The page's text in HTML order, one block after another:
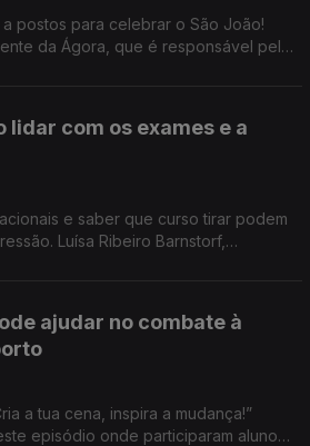
postos para celebrar o São João!
da Ágora, que é responsável pela
lidar com os exames e a
e saber que curso tirar podem
Luísa Ribeiro Barnstorf,
ajudar no combate à
a tua cena, inspira a mudança!”
episódio onde participaram alunos,